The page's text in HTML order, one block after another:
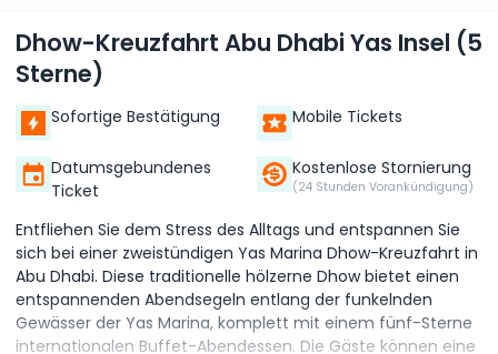
Dhow-Kreuzfahrt Abu Dhabi Yas Insel (5
Sterne)
Sofortige Bestätigung Mobile Tickets
Datumsgebundenes
Ticket
Kostenlose Stornierung
(24 Stunden Vorankündigung)
Entfliehen Sie dem Stress des Alltags und entspannen Sie
sich bei einer zweistündigen Yas Marina Dhow-Kreuzfahrt in
Abu Dhabi. Diese traditionelle hölzerne Dhow bietet einen
entspannenden Abendsegeln entlang der funkelnden
Gewässer der Yas Marina, komplett mit einem fünf-Sterne
internationalen Buffet-Abendessen. Die Gäste können eine